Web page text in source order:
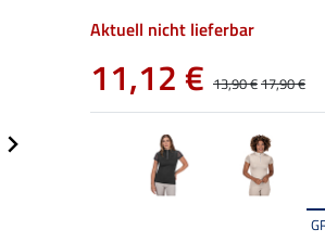
Aktuell nicht lieferbar
11,12 € 13,90 €17,90 €